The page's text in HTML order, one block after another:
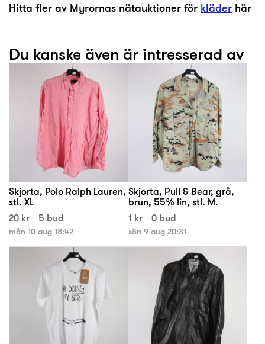
Hitta fler av Myrornas nätauktioner för kläder här
Du kanske även är intresserad av
Skjorta, Polo Ralph Lauren,
stl. XL
20 kr
5 bud
mån 10 aug 18:42
Skjorta, Pull & Bear, grå,
brun, 55% lin, stl. M.
1 kr
0 bud
sön 9 aug 20:31